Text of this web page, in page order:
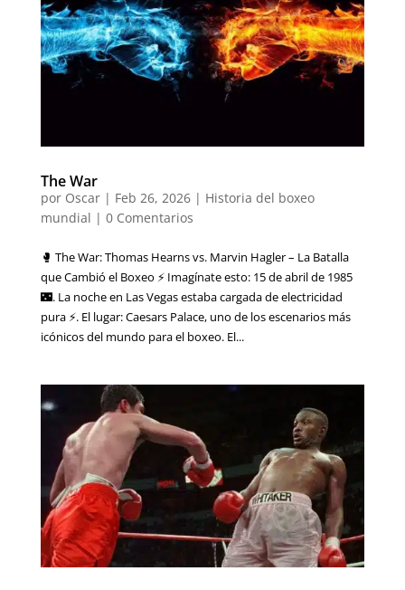
The War
por Oscar| Feb 26, 2026| Historia del boxeo
mundial | 0 Comentarios
🥊 The War: Thomas Hearns vs. Marvin Hagler – La Batalla
que Cambió el Boxeo ⚡ Imagínate esto: 15 de abril de 1985
🌃. La noche en Las Vegas estaba cargada de electricidad
pura ⚡. El lugar: Caesars Palace, uno de los escenarios más
icónicos del mundo para el boxeo. El...